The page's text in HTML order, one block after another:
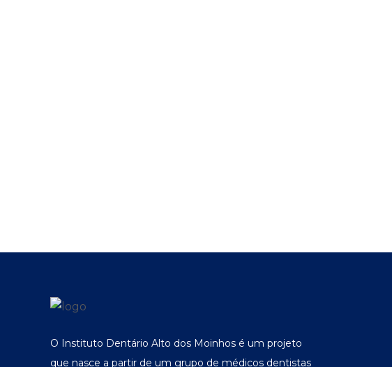
O Instituto Dentário Alto dos Moinhos é um projeto
que nasce a partir de um grupo de médicos dentistas